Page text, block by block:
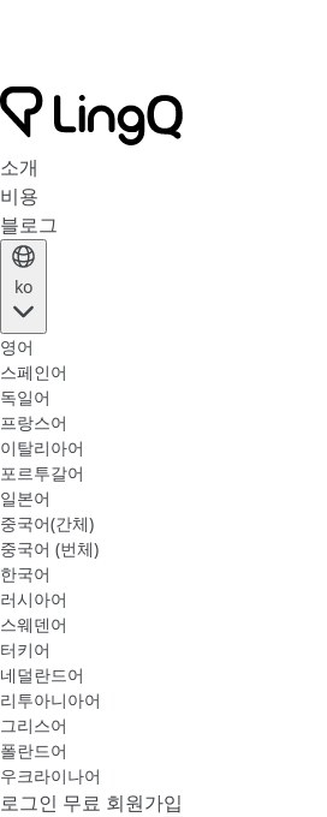
소개
비용
블로그
ko
영어
스페인어
독일어
프랑스어
이탈리아어
포르투갈어
일본어
중국어(간체)
중국어 (번체)
한국어
러시아어
스웨덴어
터키어
네덜란드어
리투아니아어
그리스어
폴란드어
우크라이나어
로그인 무료 회원가입